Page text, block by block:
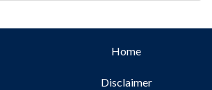
Home
Disclaimer